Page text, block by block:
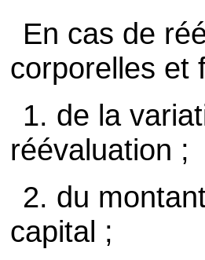
En cas de
corporelles et
1. de la
réévaluation ;
2. du
capital ;